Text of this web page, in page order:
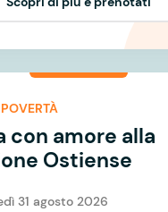
con amore alla
Ostiense
31 agosto 2026